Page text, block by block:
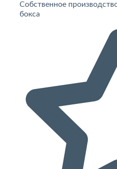
Собственное
бокса